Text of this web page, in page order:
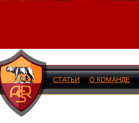
СТАТЬИ О КОМАНДЕ